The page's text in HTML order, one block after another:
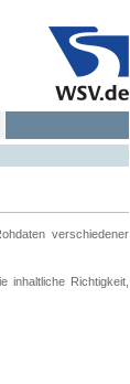
verschiedener
inhaltliche Richtigkeit,